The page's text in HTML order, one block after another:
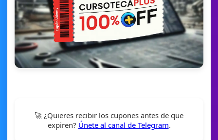
🚀 ¿Quieres recibir los cupones antes de que
expiren? Únete al canal de Telegram.